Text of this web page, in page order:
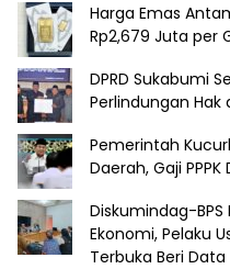
Harga Emas
Rp2,679 Juta per
DPRD Sukabumi
Perlindungan Hak
Pemerintah
Daerah, Gaji
Diskumindag-BPS
Ekonomi, Pelaku
Terbuka Beri Data